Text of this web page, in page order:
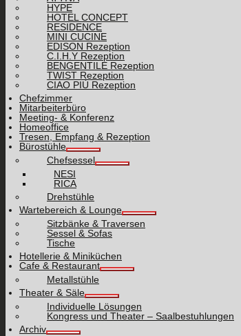
HYPE
HOTEL CONCEPT
RESIDENCE
MINI CUCINE
EDISON Rezeption
C.I.H.Y Rezeption
BENGENTILE Rezeption
TWIST Rezeption
CIAO PIÙ Rezeption
Chefzimmer
Mitarbeiterbüro
Meeting- & Konferenz
Homeoffice
Tresen, Empfang & Rezeption
Bürostühle
Chefsessel
NESI
RICA
Drehstühle
Wartebereich & Lounge
Sitzbänke & Traversen
Sessel & Sofas
Tische
Hotellerie & Miniküchen
Cafe & Restaurant
Metallstühle
Theater & Säle
Individuelle Lösungen
Kongress und Theater – Saalbestuhlungen
Archiv